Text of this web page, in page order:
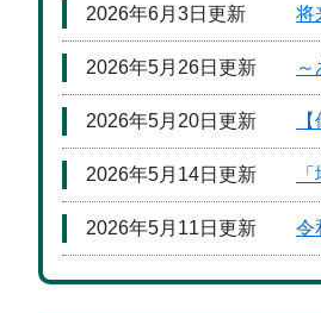
2026年6月3日更新 将
2026年5月26日更新
2026年5月20日更新
2026年5月14日更新
2026年5月11日更新 令